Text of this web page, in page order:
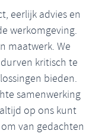
eerlijk advies en
werkomgeving.
maatwerk. We
kritisch te
bieden.
samenwerking
op ons kunt
van gedachten